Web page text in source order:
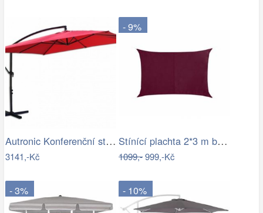
Autronic Konferenční stolek AHG-402 WT
3141,-Kč
- 9%
Stínící plachta 2*3 m bordó
1099,-999,-Kč
- 3% - 10%